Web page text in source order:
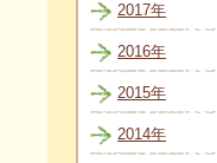
2017年
2016年
2015年
2014年